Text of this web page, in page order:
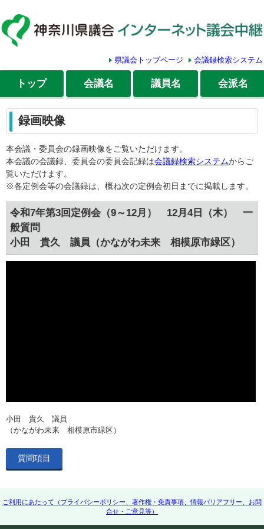
県議会トップページ 会議録検索システム
トップ 会議名 議員名 会派名
録画映像
本会議・委員会の録画映像をご覧いただけます。
本会議の会議録、委員会の委員会記録は会議録検索システムからご
覧いただけます。
※各定例会等の会議録は、概ね次の定例会初日までに掲載します。
令和7年第3回定例会（9～12月） 12月4日（木） 一
般質問
小田 貴久 議員（かながわ未来 相模原市緑区）
小田 貴久 議員
（かながわ未来 相模原市緑区）
質問項目
ご利用にあたって（プライバシーポリシー、著作権・免責事項、情報バリアフリー、お問
合せ・ご意見等）